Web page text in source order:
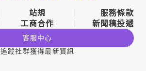
站規
服務條款
工商合作 新聞稿投遞
客服中心
追蹤社群獲得最新資訊